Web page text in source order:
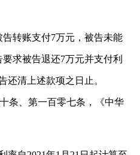
转账支付7万元，被告未能
求被告退还7万元并支付利
还清上述款项之日止。
条、第一百零七条，《中华